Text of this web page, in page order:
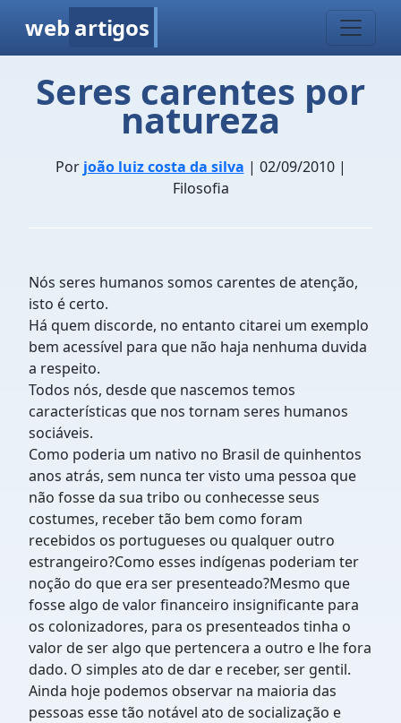
web artigos
Seres carentes por
natureza
Por joão luiz costa da silva | 02/09/2010 |
Filosofia
Nós seres humanos somos carentes de atenção,
isto é certo.
Há quem discorde, no entanto citarei um exemplo
bem acessível para que não haja nenhuma duvida
a respeito.
Todos nós, desde que nascemos temos
características que nos tornam seres humanos
sociáveis.
Como poderia um nativo no Brasil de quinhentos
anos atrás, sem nunca ter visto uma pessoa que
não fosse da sua tribo ou conhecesse seus
costumes, receber tão bem como foram
recebidos os portugueses ou qualquer outro
estrangeiro?Como esses indígenas poderiam ter
noção do que era ser presenteado?Mesmo que
fosse algo de valor financeiro insignificante para
os colonizadores, para os presenteados tinha o
valor de ser algo que pertencera a outro e lhe fora
dado. O simples ato de dar e receber, ser gentil.
Ainda hoje podemos observar na maioria das
pessoas esse tão notável ato de socialização e